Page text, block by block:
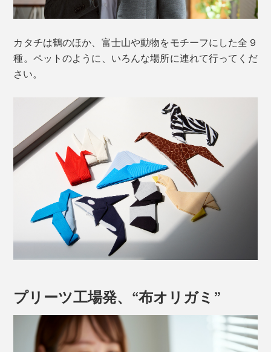
カタチは鶴のほか、富士山や動物をモチーフにした全９
種。ペットのように、いろんな場所に連れて行ってくだ
さい。
プリーツ工場発、“布オリガミ”